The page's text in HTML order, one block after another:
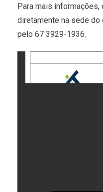
Para mais
diretamente na sede do
pelo 67 3929-1936.